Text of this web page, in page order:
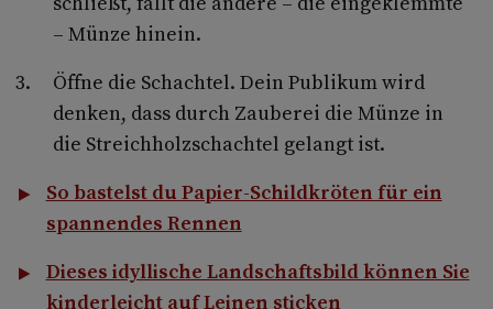
– Münze hinein.
Öffne die Schachtel. Dein Publikum wird
denken, dass durch Zauberei die Münze in
die Streichholzschachtel gelangt ist.
So bastelst du Papier-Schildkröten für ein
spannendes Rennen
Dieses idyllische Landschaftsbild können Sie
kinderleicht auf Leinen sticken